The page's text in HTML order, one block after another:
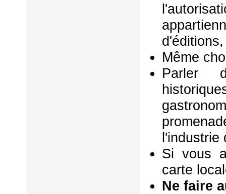
Même
Parler
l'industrie
Si vous
carte
Ne faire